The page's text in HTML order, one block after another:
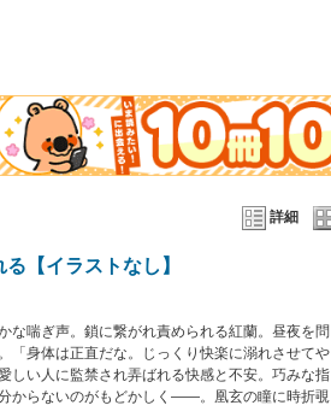
詳細
【イラストなし】
な喘ぎ声。鎖に繋がれ責められる紅蘭。昼夜を問
「身体は正直だな。じっくり快楽に溺れさせてや
しい人に監禁され弄ばれる快感と不安。巧みな指
からないのがもどかしく――。凰玄の瞳に時折覗